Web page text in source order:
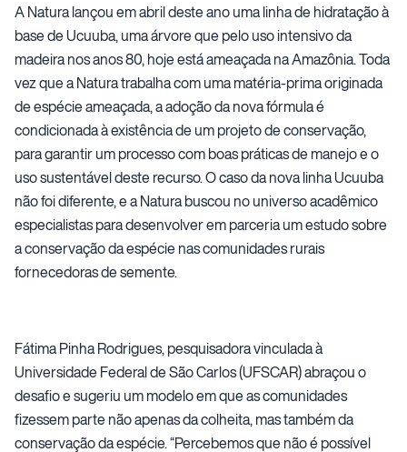
A Natura lançou em abril deste ano uma linha de hidratação à
base de Ucuuba, uma árvore que pelo uso intensivo da
madeira nos anos 80, hoje está ameaçada na Amazônia. Toda
vez que a Natura trabalha com uma matéria-prima originada
de espécie ameaçada, a adoção da nova fórmula é
condicionada à existência de um projeto de conservação,
para garantir um processo com boas práticas de manejo e o
uso sustentável deste recurso. O caso da nova linha Ucuuba
não foi diferente, e a Natura buscou no universo acadêmico
especialistas para desenvolver em parceria um estudo sobre
a conservação da espécie nas comunidades rurais
fornecedoras de semente.
Fátima Pinha Rodrigues, pesquisadora vinculada à
Universidade Federal de São Carlos (UFSCAR) abraçou o
desafio e sugeriu um modelo em que as comunidades
fizessem parte não apenas da colheita, mas também da
conservação da espécie. “Percebemos que não é possível